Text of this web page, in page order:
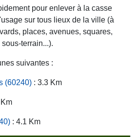
pour enlever à la casse
sur tous lieux de la ville (à
places, avenues, squares,
terrain...).
suivantes :
(60240) : 3.3 Km
: 4.1 Km